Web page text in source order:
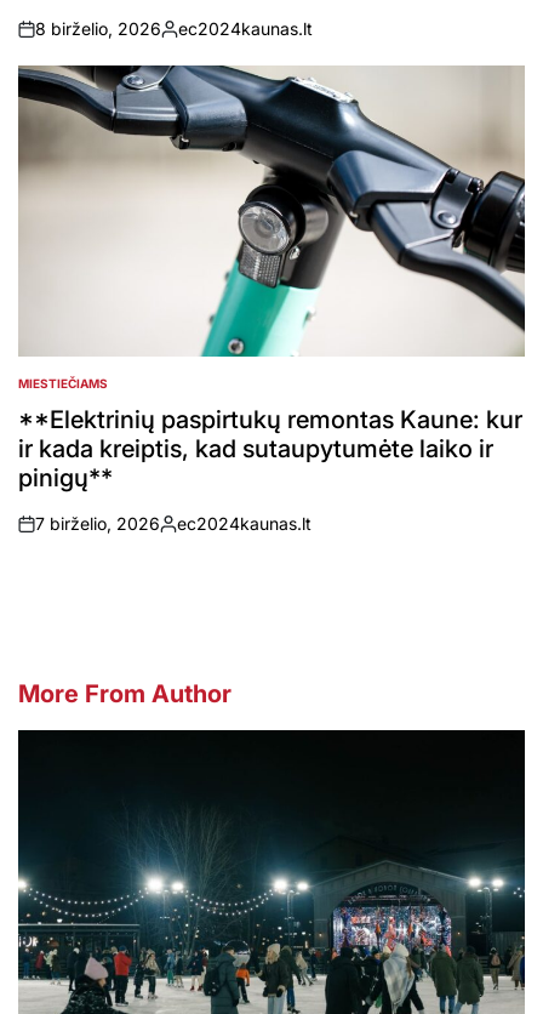
on
8 birželio, 2026
Posted
by
ec2024kaunas.lt
POSTED
MIESTIEČIAMS
**Elektrinių paspirtukų remontas Kaune: kur
ir kada kreiptis, kad sutaupytumėte laiko ir
pinigų**
on
7 birželio, 2026
Posted
ec2024kaunas.lt
More From Author